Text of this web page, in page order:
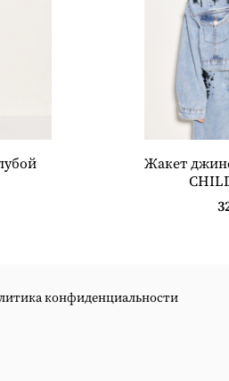
Жакет
конфиденциальности